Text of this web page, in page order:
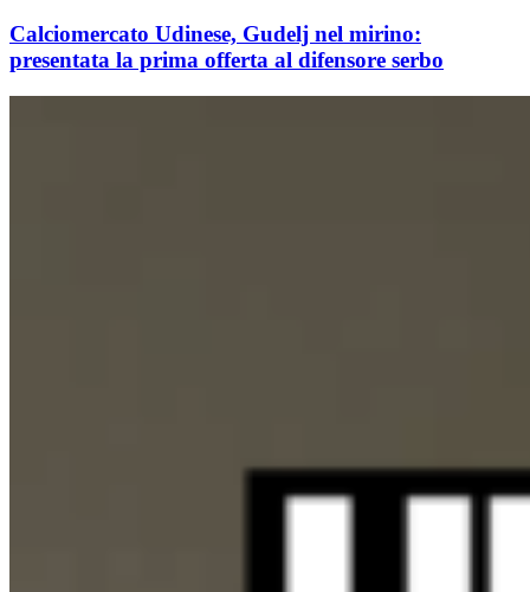
Calciomercato Udinese, Gudelj nel mirino:
presentata la prima offerta al difensore serbo